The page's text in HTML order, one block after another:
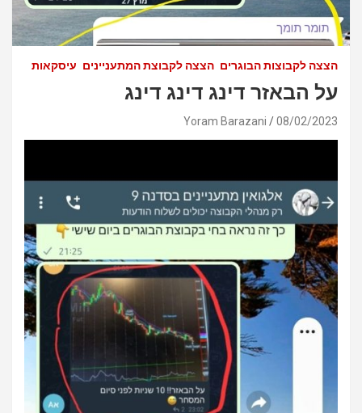
הצצה לקבוצות הבוגרים הצצה לקבוצת המתעניינים עיסקאות
על הבאזר דינג דינג דינג
08/02/2023
Yoram Barazani